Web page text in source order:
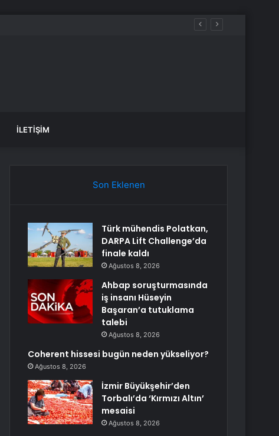
İLETIŞIM
Son Eklenen
Türk mühendis Polatkan,
DARPA Lift Challenge’da
finale kaldı
Ağustos 8, 2026
Ahbap soruşturmasında
iş insanı Hüseyin
Başaran’a tutuklama
talebi
Ağustos 8, 2026
Coherent hissesi bugün neden yükseliyor?
Ağustos 8, 2026
İzmir Büyükşehir’den
Torbalı’da ‘Kırmızı Altın’
mesaisi
Ağustos 8, 2026